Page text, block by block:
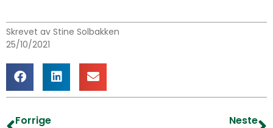
Skrevet av Stine Solbakken
25/10/2021
Forrige Neste